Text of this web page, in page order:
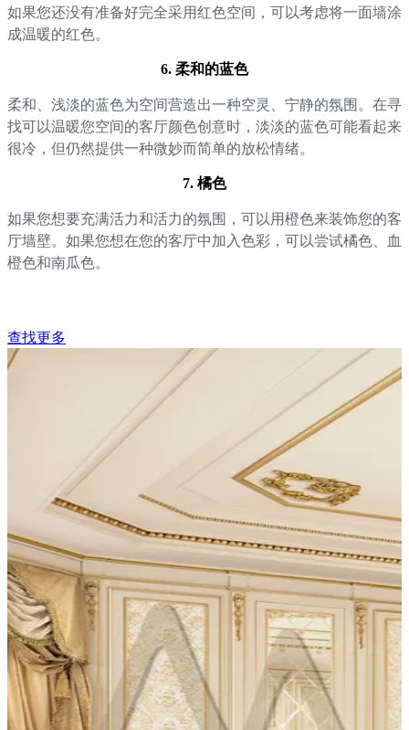
如果您还没有准备好完全采用红色空间，可以考虑将一面墙涂
成温暖的红色。
6. 柔和的蓝色
柔和、浅淡的蓝色为空间营造出一种空灵、宁静的氛围。在寻
找可以温暖您空间的客厅颜色创意时，淡淡的蓝色可能看起来
很冷，但仍然提供一种微妙而简单的放松情绪。
7. 橘色
如果您想要充满活力和活力的氛围，可以用橙色来装饰您的客
厅墙壁。如果您想在您的客厅中加入色彩，可以尝试橘色、血
橙色和南瓜色。
查找更多